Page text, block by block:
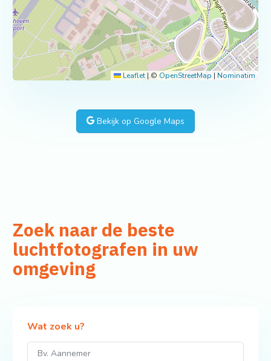
Leaflet |©OpenStreetMap | Nominatim
Bekijk op Google Maps
Zoek naar de beste
luchtfotografen in uw
omgeving
Wat zoek u?